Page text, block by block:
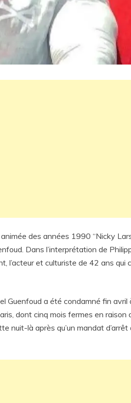
des années 1990 “Nicky
Dans l’interprétation de
l’acteur et culturiste de 42 ans qui
Guenfoud a été condamné fin avril
dont cinq mois fermes en raison
nuit-là après qu’un mandat d’arrêt